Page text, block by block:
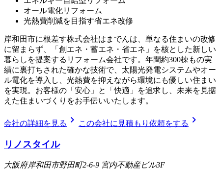
オール電化リフォーム
光熱費削減を目指す省エネ改修
岸和田市に根差す株式会社はまでんは、単なる住まいの改修
に留まらず、「創エネ・蓄エネ・省エネ」を核とした新しい
暮らしを提案するリフォーム会社です。年間約300棟もの実
績に裏打ちされた確かな技術で、太陽光発電システムやオー
ル電化を導入し、光熱費を抑えながら環境にも優しい住まい
を実現。お客様の「安心」と「快適」を追求し、未来を見据
えた住まいづくりをお手伝いいたします。
会社の詳細を見る chevron_right この会社に見積もり依頼をする chevron_right
リノスタイル
大阪府岸和田市野田町2-6-9 宮内不動産ビル3F